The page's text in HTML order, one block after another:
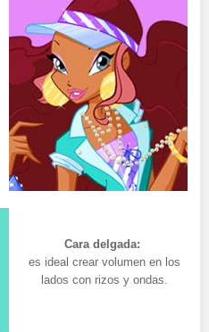
Cara delgada:
es ideal crear volumen en los
lados con rizos y ondas.